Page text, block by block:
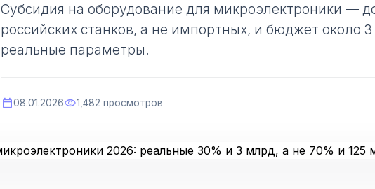
Субсидия на оборудование для микроэлектроники —
российских станков, а не импортных, и бюджет около
реальные параметры.
calendar_today08.01.2026visibility1,482 просмотров